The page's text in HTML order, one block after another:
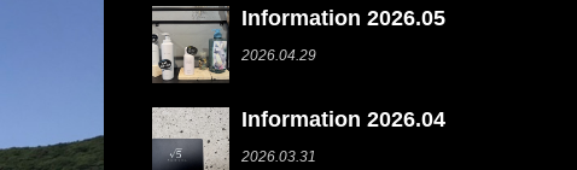
Information 2026.05
2026.04.29
Information 2026.04
2026.03.31